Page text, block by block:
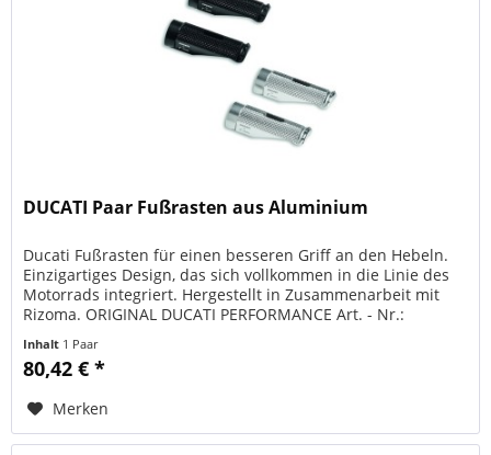
DUCATI Paar Fußrasten aus Aluminium
Ducati Fußrasten für einen besseren Griff an den Hebeln.
Einzigartiges Design, das sich vollkommen in die Linie des
Motorrads integriert. Hergestellt in Zusammenarbeit mit
Rizoma. ORIGINAL DUCATI PERFORMANCE Art. - Nr.:
Inhalt 1 Paar
80,42 € *
Merken